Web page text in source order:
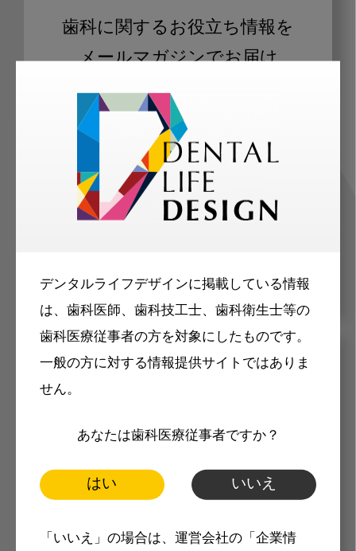
デンタルライフデザインに掲載している情報
は、歯科医師、歯科技工士、歯科衛生士等の
歯科医療従事者の方を対象にしたものです。
一般の方に対する情報提供サイトではありま
せん。
あなたは歯科医療従事者ですか？
はい いいえ
「いいえ」の場合は、運営会社の「企業情
歯科に関するお役立ち情報を
メールマガジンでお届け
ご登録いただいた職種（歯科医師、歯
科衛生士、歯科技工士）に合わせた内
容のメールマガジンをお届けします。
メリット